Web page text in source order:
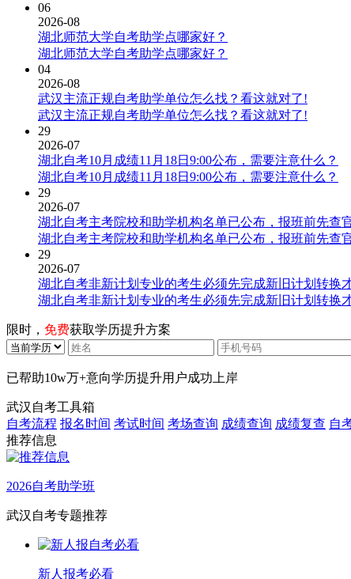
06
2026-08
湖北师范大学自考助学点哪家好？
湖北师范大学自考助学点哪家好？
04
2026-08
武汉主流正规自考助学单位怎么找？看这就对了!
武汉主流正规自考助学单位怎么找？看这就对了!
29
2026-07
湖北自考10月成绩11月18日9:00公布，需要注意什么？
湖北自考10月成绩11月18日9:00公布，需要注意什么？
29
2026-07
湖北自考主考院校和助学机构名单已公布，报班前先查
湖北自考主考院校和助学机构名单已公布，报班前先查
29
2026-07
湖北自考非新计划专业的考生必须先完成新旧计划转换
湖北自考非新计划专业的考生必须先完成新旧计划转换
限时， 免费获取学历提升方案
已帮助10w万+意向学历提升用户成功上岸
武汉自考工具箱
自考流程 报名时间 考试时间 考场查询 成绩查询 成绩复查 自
推荐信息
2026自考助学班
武汉自考专题推荐
新人报考必看